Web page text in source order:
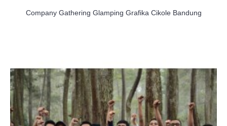
Company Gathering Glamping Grafika Cikole Bandung